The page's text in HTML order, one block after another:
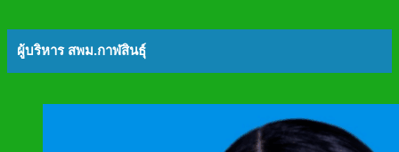
ผู้บริหาร สพม.กาฬสินธุ์